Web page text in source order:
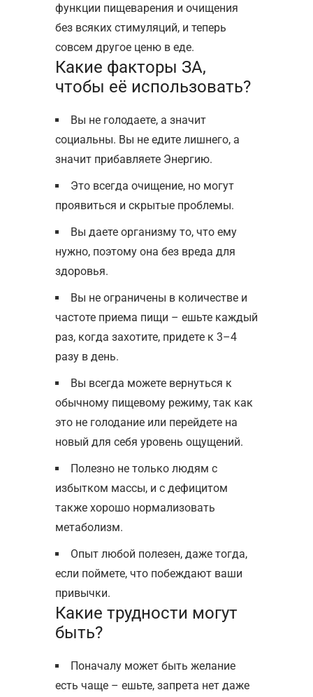
функции пищеварения и очищения
без всяких стимуляций, и теперь
совсем другое ценю в еде.
Какие факторы ЗА,
чтобы её использовать?
Вы не голодаете, а значит
социальны. Вы не едите лишнего, а
значит прибавляете Энергию.
Это всегда очищение, но могут
проявиться и скрытые проблемы.
Вы даете организму то, что ему
нужно, поэтому она без вреда для
здоровья.
Вы не ограничены в количестве и
частоте приема пищи – ешьте каждый
раз, когда захотите, придете к 3–4
разу в день.
Вы всегда можете вернуться к
обычному пищевому режиму, так как
это не голодание или перейдете на
новый для себя уровень ощущений.
Полезно не только людям с
избытком массы, и с дефицитом
также хорошо нормализовать
метаболизм.
Опыт любой полезен, даже тогда,
если поймете, что побеждают ваши
привычки.
Какие трудности могут
быть?
Поначалу может быть желание
есть чаще – ешьте, запрета нет даже